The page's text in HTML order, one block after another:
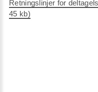
Retningslinjer for
45 kb)